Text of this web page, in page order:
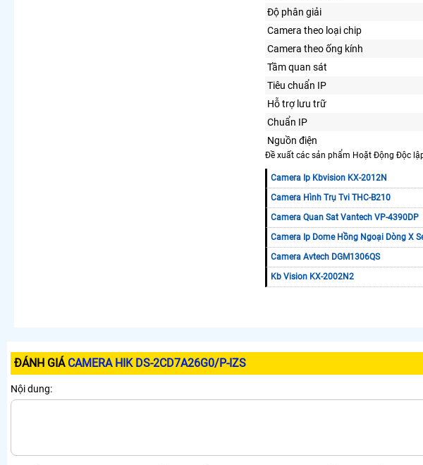
Độ phân giải
Camera theo loại chip
Camera theo ống kính
Tầm quan sát
Tiêu chuẩn IP
Hỗ trợ lưu trữ
Chuẩn IP
Nguồn điện
Đề xuất các sản phẩm Hoặt Động Độc
Camera Ip Kbvision KX-2012N
Camera Hình Trụ Tvi THC-B210
Camera Quan Sat Vantech VP-4390DP
Camera Ip Dome Hồng Ngoại Dòng X
Camera Avtech DGM1306QS
Kb Vision KX-2002N2
ĐÁNH GIÁ CAMERA HIK DS-2CD7A26G0/P-IZS
Nội dung: